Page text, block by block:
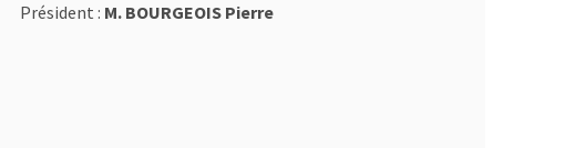
Président : M. BOURGEOIS Pierre